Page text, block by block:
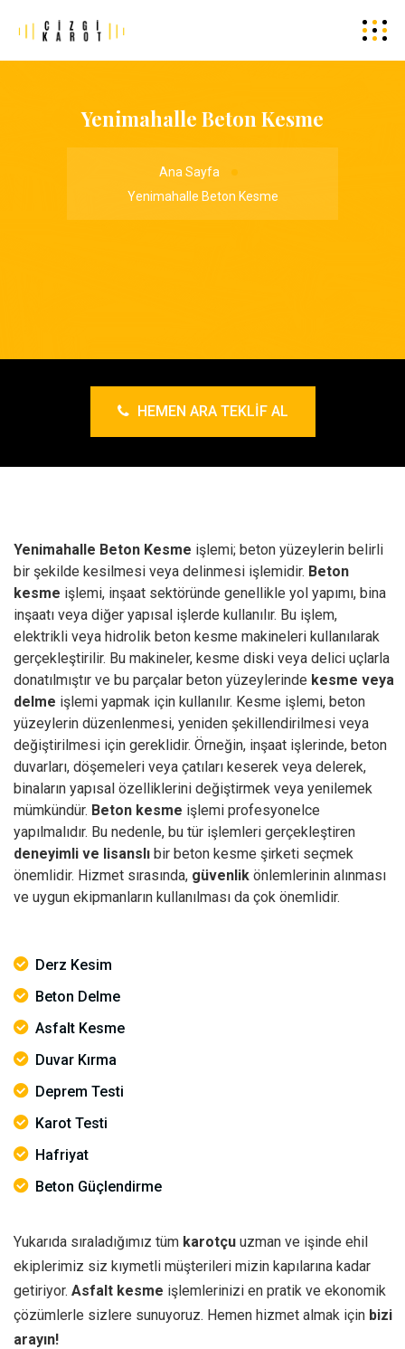
Yenimahalle Beton Kesme
Ana Sayfa
Yenimahalle Beton Kesme
HEMEN ARA TEKLIF AL
Yenimahalle Beton Kesme işlemi; beton yüzeylerin belirli
bir şekilde kesilmesi veya delinmesi işlemidir. Beton
kesme işlemi, inşaat sektöründe genellikle yol yapımı, bina
inşaatı veya diğer yapısal işlerde kullanılır. Bu işlem,
elektrikli veya hidrolik beton kesme makineleri kullanılarak
gerçekleştirilir. Bu makineler, kesme diski veya delici uçlarla
donatılmıştır ve bu parçalar beton yüzeylerinde kesme veya
delme işlemi yapmak için kullanılır. Kesme işlemi, beton
yüzeylerin düzenlenmesi, yeniden şekillendirilmesi veya
değiştirilmesi için gereklidir. Örneğin, inşaat işlerinde, beton
duvarları, döşemeleri veya çatıları keserek veya delerek,
binaların yapısal özelliklerini değiştirmek veya yenilemek
mümkündür. Beton kesme işlemi profesyonelce
yapılmalıdır. Bu nedenle, bu tür işlemleri gerçekleştiren
deneyimli ve lisanslı bir beton kesme şirketi seçmek
önemlidir. Hizmet sırasında, güvenlik önlemlerinin alınması
ve uygun ekipmanların kullanılması da çok önemlidir.
Derz Kesim
Beton Delme
Asfalt Kesme
Duvar Kırma
Deprem Testi
Karot Testi
Hafriyat
Beton Güçlendirme
Yukarıda sıraladığımız tüm karotçu uzman ve işinde ehil
ekiplerimiz siz kıymetli müşterileri mizin kapılarına kadar
getiriyor. Asfalt kesme işlemlerinizi en pratik ve ekonomik
çözümlerle sizlere sunuyoruz. Hemen hizmet almak için bizi
arayın!